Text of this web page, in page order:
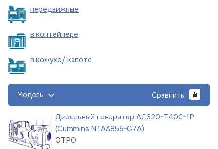
передвижные
в контейнере
в кожухе/ капоте
Модель Сравнить
Дизельный генератор АД320-Т400-1Р
(Cummins NTAA855-G7A)
ЭТРО